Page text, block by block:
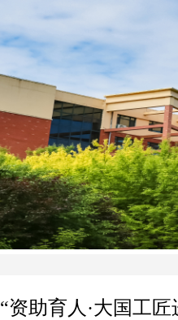
“资助育人·大国工